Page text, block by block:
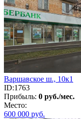
Варшавское ш., 10к1
ID:1763
Прибыль: 0 руб./мес.
Место:
600 000 руб.